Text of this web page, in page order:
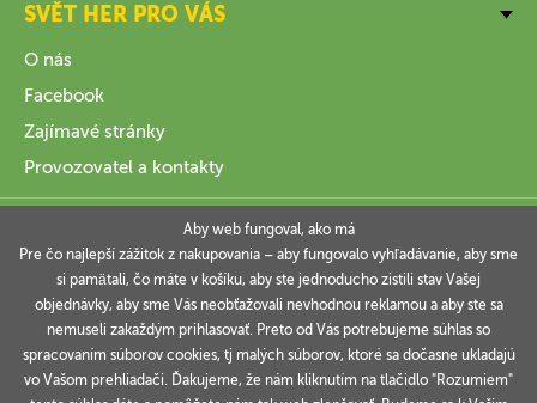
SVĚT HER PRO VÁS
O nás
Facebook
Zajímavé stránky
Provozovatel a kontakty
INFORMACE
VAŠE OBJEDNÁVKY
Aby web fungoval, ako má
Pre čo najlepší zážitok z nakupovania – aby fungovalo vyhľadávanie, aby sme
si pamätali, čo máte v košíku, aby ste jednoducho zistili stav Vašej
objednávky, aby sme Vás neobťažovali nevhodnou reklamou a aby ste sa
nemuseli zakaždým prihlasovať. Preto od Vás potrebujeme súhlas so
spracovaním súborov cookies, tj malých súborov, ktoré sa dočasne ukladajú
vo Vašom prehliadači. Ďakujeme, že nám kliknutím na tlačidlo "Rozumiem"